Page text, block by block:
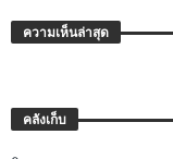
ความเห็นล่าสุด
คลังเก็บ